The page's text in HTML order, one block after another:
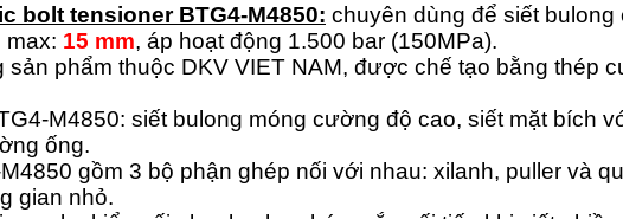
bolt tensioner BTG4-M4850: chuyên dùng để siết bulong
max: 15 mm, áp hoạt động 1.500 bar (150MPa).
phẩm thuộc DKV VIET NAM, được chế tạo bằng thép
M4850: siết bulong móng cường độ cao, siết mặt bích
ống.
gồm 3 bộ phận ghép nối với nhau: xilanh, puller và
gian nhỏ.